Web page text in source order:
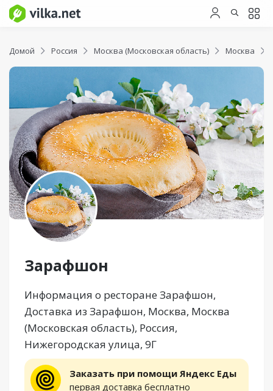
Домой Россия Москва (Московская область) Москва
Зарафшон
Информация о ресторане Зарафшон,
Доставка из Зарафшон, Москва, Москва
(Московская область), Россия,
Нижегородская улица, 9Г
Заказать при помощи Яндекс Еды
первая доставка бесплатно